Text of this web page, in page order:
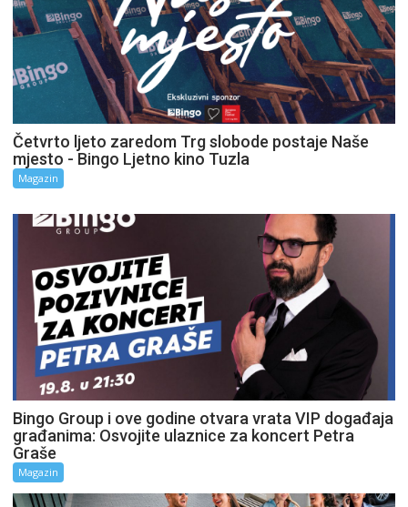
Četvrto ljeto zaredom Trg slobode postaje Naše
mjesto - Bingo Ljetno kino Tuzla
Magazin
Bingo Group i ove godine otvara vrata VIP događaja
građanima: Osvojite ulaznice za koncert Petra
Graše
Magazin